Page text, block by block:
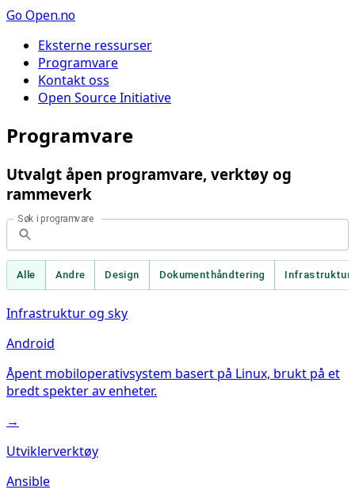
GoOpen.no
Eksterne ressurser
Programvare
Kontakt oss
Open Source Initiative
Programvare
Utvalgt åpen programvare, verktøy og
rammeverk
Søk i programvare
Alle Andre Design Dokumenthåndtering Infrastruktur
Infrastruktur og sky
Android
Åpent mobiloperativsystem basert på Linux, brukt på et
bredt spekter av enheter.
→
Utviklerverktøy
Ansible